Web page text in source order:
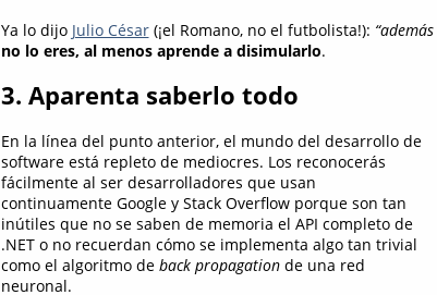
Ya lo dijo Julio César(¡el Romano, no el futbolista!):
no lo eres, al menos aprende a disimularlo.
3. Aparenta saberlo todo
En la línea del punto anterior, el mundo del desarrollo de
software está repleto de mediocres. Los reconocerás
fácilmente al ser desarrolladores que usan
continuamente Google y Stack Overflow porque son tan
inútiles que no se saben de memoria el API completo de
.NET o no recuerdan cómo se implementa algo tan trivial
como el algoritmo de back propagationde una red
neuronal.